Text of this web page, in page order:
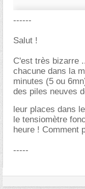
------
Salut !
C'est très bizarre
chacune dans la
minutes (5 ou
des piles neuves
leur places dans
le tensiomètre
heure ! Comment
-----